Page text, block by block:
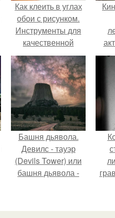
Как клеить в углах
обои с рисунком.
Инструменты для
качественной
отделки
Башня дьявола.
Девилс - тауэр
(Devils Tower) или
башня дьявола -
происхождения